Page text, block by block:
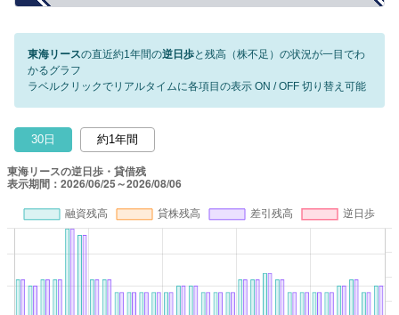
東海リースの直近約1年間の逆日歩と残高（株不足）の状況が一目でわ
かるグラフ
ラベルクリックでリアルタイムに各項目の表示 ON / OFF 切り替え可能
30日 約1年間